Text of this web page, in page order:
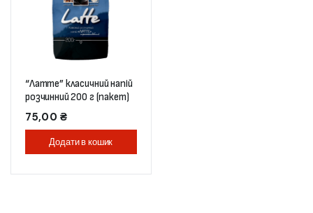
“Латте” класичний напій
розчинний 200 г (пакет)
75,00 ₴
Додати в кошик